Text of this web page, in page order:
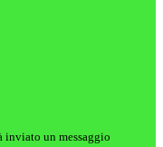
inviato un messaggio